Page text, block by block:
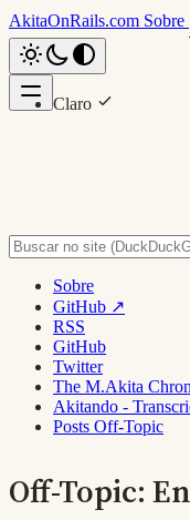
AkitaOnRails.com Sobre
Claro
Sobre
GitHub ↗
RSS
GitHub
Twitter
The M.Akita
Akitando -
Posts Off-Topic
Emoções
Conclusão
Voltar ao topo
Off-Topic: